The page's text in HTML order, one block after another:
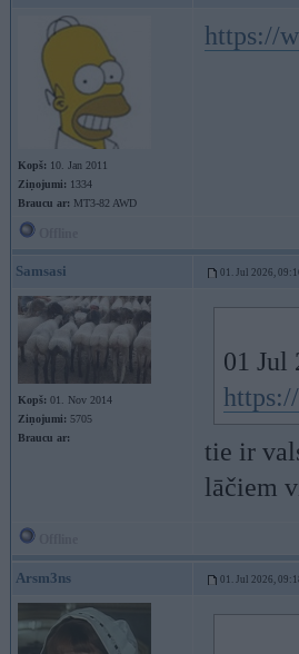
Kopš: 10. Jan 2011
Ziņojumi: 1334
Braucu ar: MT3-82 AWD
https://
Samsasi 01. Jul 2026,
Kopš: 01. Nov 2014
Ziņojumi: 5705
Braucu ar:
01 Jul
tie ir
lāčiem
Arsm3ns 01. Jul 2026,